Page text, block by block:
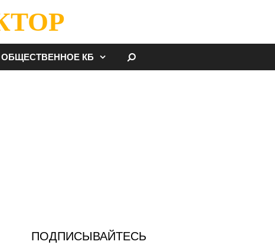
ОБЩЕСТВЕННОЕ КБ
ПОДПИСЫВАЙТЕСЬ